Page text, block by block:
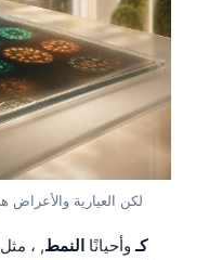
يُبلّغ عن ANA كـوأحيانًا النمط, ، مثل